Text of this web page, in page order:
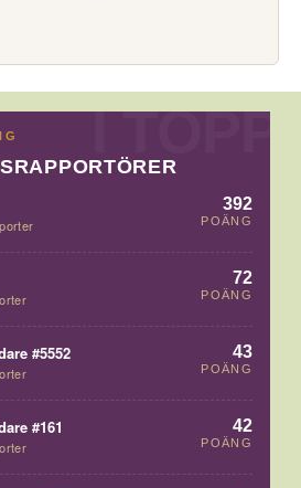
392
POÄNG
72
POÄNG
#5552 43
POÄNG
#161 42
POÄNG